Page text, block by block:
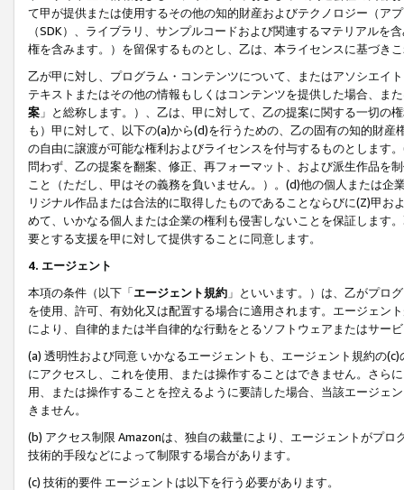
て甲が提供または使用するその他の知的財産およびテクノロジー（ア
（SDK）、ライブラリ、サンプルコードおよび関連するマテリアル
権を含みます。）を留保するものとし、乙は、本ライセンスに基づき
乙が甲に対し、プログラム・コンテンツについて、またはアソシエイ
テキストまたはその他の情報もしくはコンテンツを提供した場合、ま
案 」と総称します。）、乙は、甲に対して、乙の提案に関する一切
も）甲に対して、以下の(a)から(d)を行うための、乙の固有の知的財
の自由に譲渡が可能な権利およびライセンスを付与するものとします
問わず、乙の提案を翻案、修正、再フォーマット、および派生作品を
こと（ただし、甲はその義務を負いません。）。(d)他の個人または
リジナル作品または合法的に取得したものであることならびに(Z)甲
めて、いかなる個人または企業の権利も侵害しないことを保証します
要とする支援を甲に対して提供することに同意します。
4. エージェント
本項の条件（以下「エージェント規約 」といいます。）は、乙がプロ
を使用、許可、有効化又は配置する場合に適用されます。エージェン
により、自律的または半自律的な行動をとるソフトウェアまたはサー
(a) 透明性および同意 いかなるエージェントも、エージェント規約の
にアクセスし、これを使用、または操作することはできません。さら
用、または操作することを控えるように要請した場合、当該エージェ
きません。
(b) アクセス制限 Amazonは、独自の裁量により、エージェントがプ
技術的手段などによって制限する場合があります。
(c) 技術的要件 エージェントは以下を行う必要があります。